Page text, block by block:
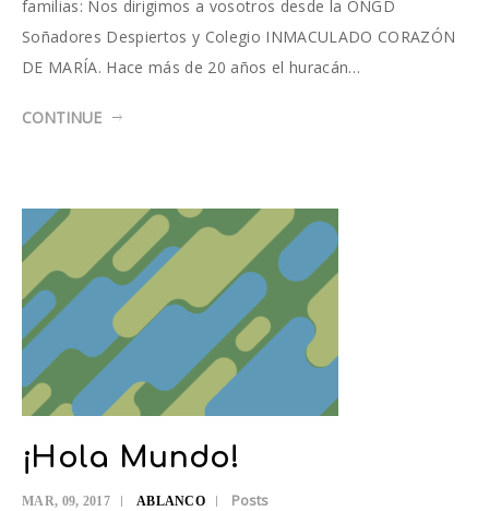
familias: Nos dirigimos a vosotros desde la ONGD
Soñadores Despiertos y Colegio INMACULADO CORAZÓN
DE MARÍA. Hace más de 20 años el huracán…
CONTINUE
¡Hola Mundo!
MAR, 09, 2017 ABLANCO Posts